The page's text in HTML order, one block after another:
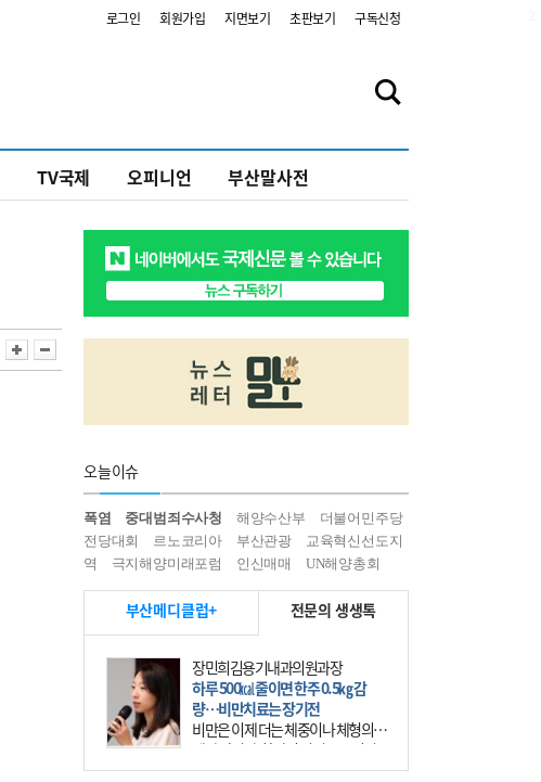
로그인 회원가입 지면보기 초판보기 구독신청
TV국제 오피니언 부산말사전
오늘이슈
폭염 중대범죄수사청 해양수산부
더불어민주당
전당대회
르노코리아 부산관광
교육혁신선도지
역
극지해양미래포럼 인신매매 UN해양총회
부산메디클럽+ 전문의 생생톡
장민희김용기내과의원과장
하루 500㎉ 줄이면 한주 0.5㎏ 감
량…비만치료는 장기전
비만은 이제 더는 체중이나 체형의 문
제가 아니다. 하나의 질병으로 인지
하고 치료와 관리를 해야 한다. 세계